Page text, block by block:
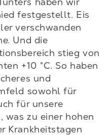
festgestellt. Eis
verschwanden
Und die
stieg von
+10 °C. So haben
und
sowohl für
für unsere
was zu einer hohen
Krankheitstagen